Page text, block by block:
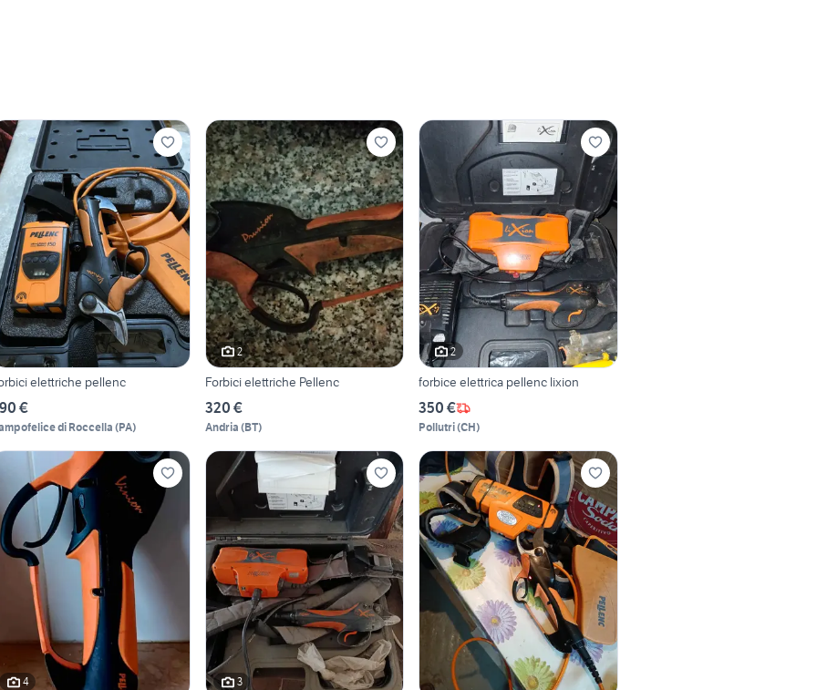
elettriche pellenc
€
di Roccella (PA)
2
Forbici elettriche Pellenc
320 €
Andria (BT)
2
forbice elettrica pellenc lixion
350 €
Pollutri(CH)
4 3